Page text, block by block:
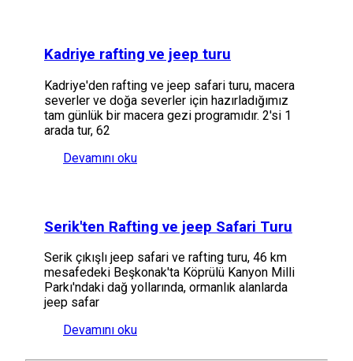
Kadriye rafting ve jeep turu
Kadriye'den rafting ve jeep safari turu, macera
severler ve doğa severler için hazırladığımız
tam günlük bir macera gezi programıdır. 2'si 1
arada tur, 62
Devamını oku
Serik'ten Rafting ve jeep Safari Turu
Serik çıkışlı jeep safari ve rafting turu, 46 km
mesafedeki Beşkonak'ta Köprülü Kanyon Milli
Parkı'ndaki dağ yollarında, ormanlık alanlarda
jeep safar
Devamını oku